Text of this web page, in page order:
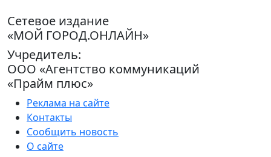
Сетевое издание
«МОЙ ГОРОД.ОНЛАЙН»
Учредитель:
ООО «Агентство коммуникаций
«Прайм плюс»
Реклама на сайте
Контакты
Сообщить новость
О сайте